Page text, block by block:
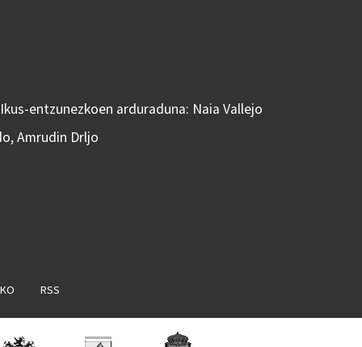
entzunezkoen arduraduna: Naia Vallejo
Amrudin Drljo
RSS